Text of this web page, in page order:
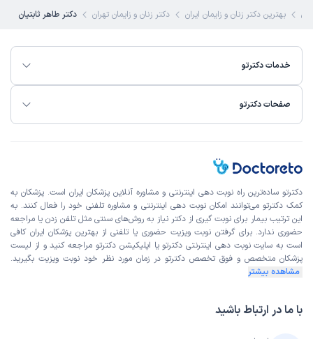
بهترین دکتر زنان و زایمان ایران دکتر زنان و زایمان تهران دکتر طاهر ثابتیان
خدمات دکترتو
صفحات دکترتو
دکترتو ساده‌ترین راه نوبت‌ دهی اینترنتی و مشاوره آنلاین پزشکان ایران است. پزشکان به
کمک دکترتو می‌توانند امکان نوبت دهی اینترنتی و مشاوره تلفنی خود را فعال کنند. به
این ترتیب بیمار برای نوبت گیری از دکتر نیاز به روش‌های سنتی مثل تلفن زدن یا مراجعه
حضوری ندارد. برای گرفتن نوبت ویزیت حضوری یا تلفنی از بهترین پزشکان ایران کافی
است به سایت نوبت دهی اینترنتی دکترتو یا اپلیکیشن دکترتو مراجعه کنید و از لیست
پزشکان متخصص و فوق تخصص دکترتو در زمان مورد نظر خود نوبت ویزیت بگیرید.
مشاهده بیشتر
با ما در ارتباط باشید